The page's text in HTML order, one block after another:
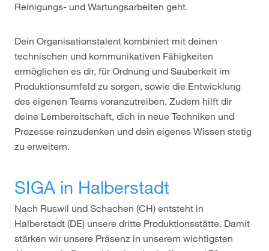
Reinigungs- und Wartungsarbeiten geht.
Dein Organisationstalent kombiniert mit deinen
technischen und kommunikativen Fähigkeiten
ermöglichen es dir, für Ordnung und Sauberkeit im
Produktionsumfeld zu sorgen, sowie die Entwicklung
des eigenen Teams voranzutreiben. Zudem hilft dir
deine Lernbereitschaft, dich in neue Techniken und
Prozesse reinzudenken und dein eigenes Wissen stetig
zu erweitern.
SIGA in Halberstadt
Nach Ruswil und Schachen (CH) entsteht in
Halberstadt (DE) unsere dritte Produktionsstätte. Damit
stärken wir unsere Präsenz in unserem wichtigsten